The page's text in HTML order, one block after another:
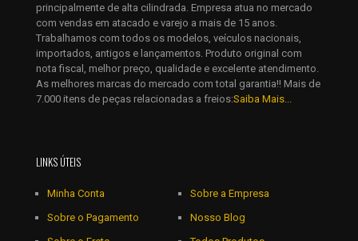
principalmente de alta cilindrada. Empresa atua no mercado
com vendas em atacado e varejo a mais de 15 anos.
Trabalhamos com todos os modelos, veículos nacionais,
importados, antigos e lançamentos. Produto original com
nota fiscal, melhor preço, qualidade e excelente atendimento.
As melhores marcas do mercado com total garantia!! Mais de
7.000 itens de peças relacionadas a freios:Saiba Mais...
LINKS ÚTEIS
Minha Conta
Sobre o Pagamento
Sobre a Empresa
Nosso Blog